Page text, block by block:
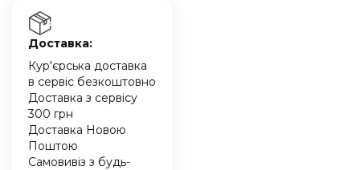
Доставка:
Кур'єрська доставка
в сервіс безкоштовно
Доставка з сервісу
300 грн
Доставка Новою
Поштою
Самовивіз з будь-